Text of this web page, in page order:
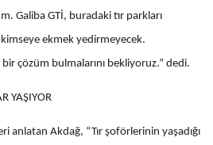
Galiba GTİ, buradaki tır parkları
ekmek yedirmeyecek.
çözüm bulmalarını bekliyoruz.” dedi.
YAŞIYOR
anlatan Akdağ, “Tır şoförlerinin yaşadığı